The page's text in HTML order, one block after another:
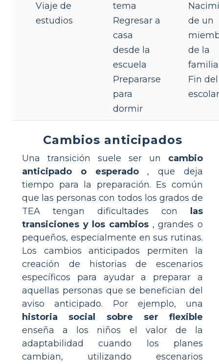
Viaje de
estudios
tema
Regresar a
casa
desde la
escuela
Prepararse
para
dormir
de un
de la
familia
Fin
escolar
Cambios anticipados
Una transición suele ser un cambio
anticipado o esperado, que deja
tiempo para la preparación. Es común
que las personas con todos los grados de
TEA tengan dificultades con
las
transiciones y los cambios , grandes o
pequeños, especialmente en sus rutinas.
Los cambios anticipados permiten la
creación de historias de escenarios
específicos para ayudar a preparar a
aquellas personas que se benefician del
aviso anticipado. Por ejemplo, una
historia social sobre ser flexible
enseña a los niños el valor de la
adaptabilidad cuando los planes
cambian, utilizando escenarios